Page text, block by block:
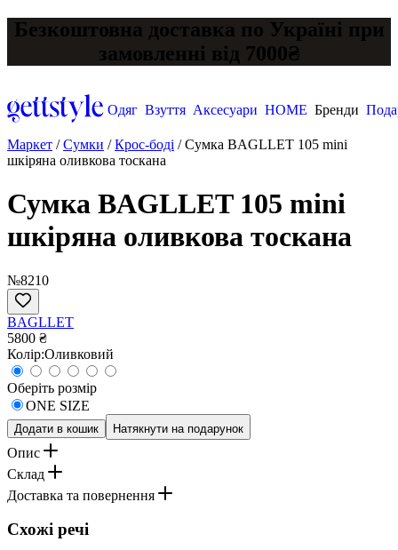
Безкоштовна доставка по Україні при
замовленні від 7000₴
Одяг Взуття Аксесуари HOME Бренди
Маркет /Сумки /Крос-боді /Сумка BAGLLET 105 mini
шкіряна оливкова тоскана
Сумка BAGLLET 105 mini
шкіряна оливкова тоскана
№8210
BAGLLET
5800 ₴
Колір:Оливковий
Оберіть розмір
ONE SIZE
Додати в кошик Натякнути на подарунок
Опис
Склад
Доставка та повернення
Схожі речі